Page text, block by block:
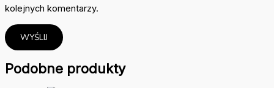
kolejnych komentarzy.
Podobne produkty